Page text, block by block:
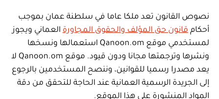
نصوص القانون تعد ملكا عاما في سلطنة عمان بموجب
أحكام قانون حق المؤلف والحقوق المجاورة العماني ويجوز
لمستخدمي موقع Qanoon.om استعمالها ونسخها
ونشرها وترجمتها مجانا ودون قيود. موقع Qanoon.om لا
يعد مصدرا رسميا للقوانين، وننصح المستخدمين بالرجوع
إلى الجريدة الرسمية العمانية عند الحاجة للتحقق من دقة
المواد المنشورة على هذا الموقع.